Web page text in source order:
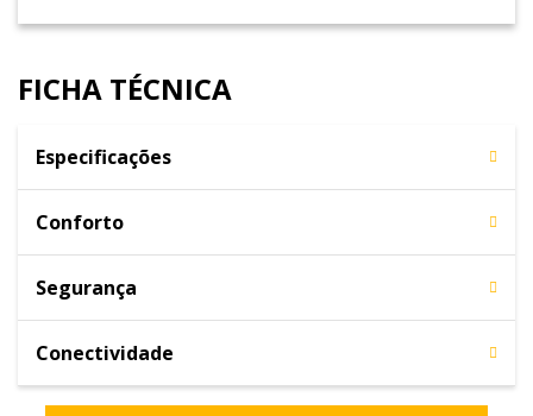
FICHA TÉCNICA
Especificações
Conforto
Segurança
Conectividade